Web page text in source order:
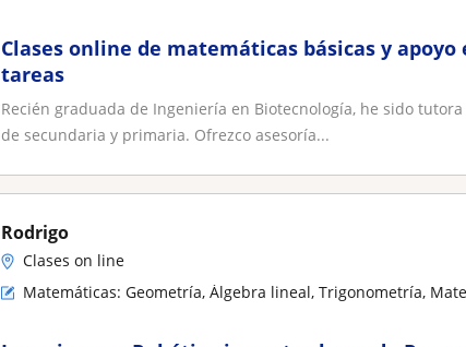
Clases online de matemáticas básicas y apoyo
tareas
Recién graduada de Ingeniería en Biotecnología, he sido
de secundaria y primaria. Ofrezco asesoría...
Rodrigo
Clases on line
Matemáticas: Geometría, Álgebra lineal, Trigonometría,